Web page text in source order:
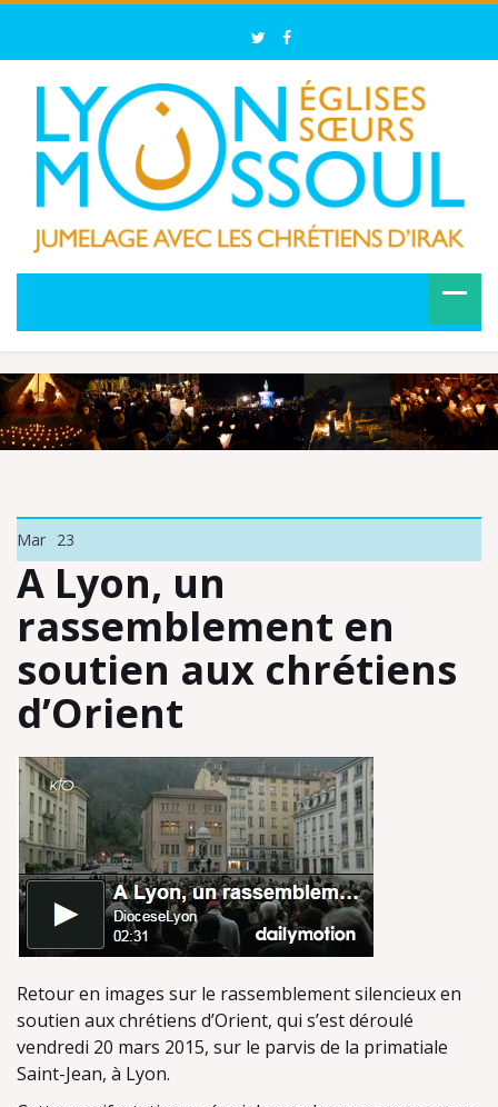
Mar 23
A Lyon, un
rassemblement en
soutien aux chrétiens
d’Orient
Retour en images sur le rassemblement silencieux en
soutien aux chrétiens d’Orient, qui s’est déroulé
vendredi 20 mars 2015, sur le parvis de la primatiale
Saint-Jean, à Lyon.